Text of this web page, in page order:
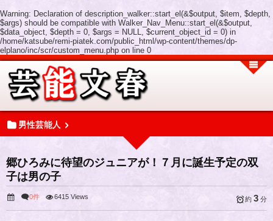
Warning: Declaration of description_walker::start_el(&$output, $item, $depth,
$args) should be compatible with Walker_Nav_Menu::start_el(&$output,
$data_object, $depth = 0, $args = NULL, $current_object_id = 0) in
/home/katsube/remi-piatek.com/public_html/wp-content/themes/dp-
elplano/inc/scr/custom_menu.php on line 0
男性芸能人
郷ひろみに待望のジュニアが！７月に誕生予定の双
子は男の子
0件 6415 Views 約 3 分